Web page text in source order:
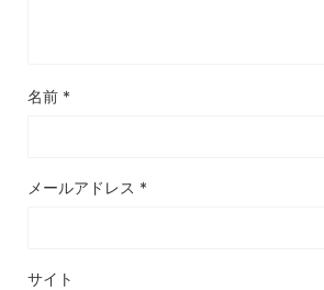
名前 *
メールアドレス *
サイト